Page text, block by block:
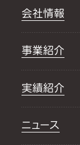
会社情報
事業紹介
実績紹介
ニュース